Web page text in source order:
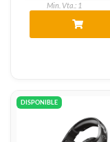
Min. Vta.: 1
DISPONIBLE